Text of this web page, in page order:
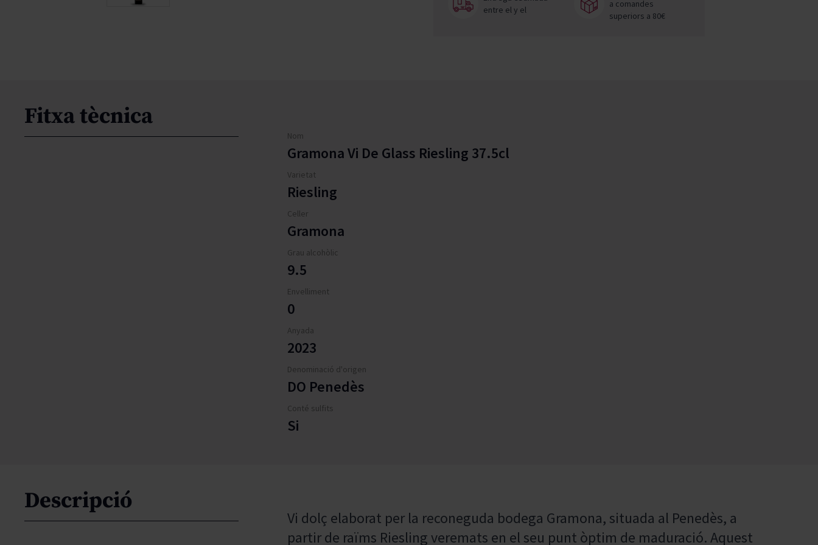
entre ely el
a comandes
superiors a 80€
Fitxa tècnica
Nom
Gramona Vi De Glass Riesling 37.5cl
Varietat
Riesling
Celler
Gramona
Grau alcohòlic
9.5
Envelliment
0
Anyada
2023
Denominació d'origen
DO Penedès
Conté sulfits
Si
Descripció
Vi dolç elaborat per la reconeguda bodega Gramona, situada al Penedès, a
partir de raïms Riesling veremats en el seu punt òptim de maduració. Aquest